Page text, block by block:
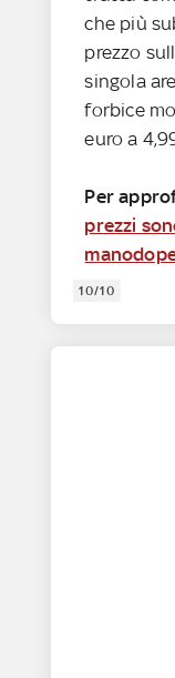
che più
prezzo
singola
forbice
euro a
Per
prezzi
10/10